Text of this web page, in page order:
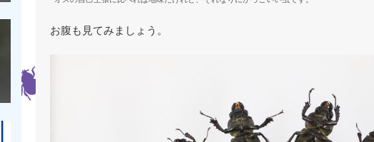
お腹も見てみましょう。